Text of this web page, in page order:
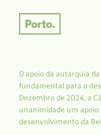
O apoio da autarquia
fundamental para o
Dezembro de 2024, a
unanimidade um apoio
desenvolvimento da